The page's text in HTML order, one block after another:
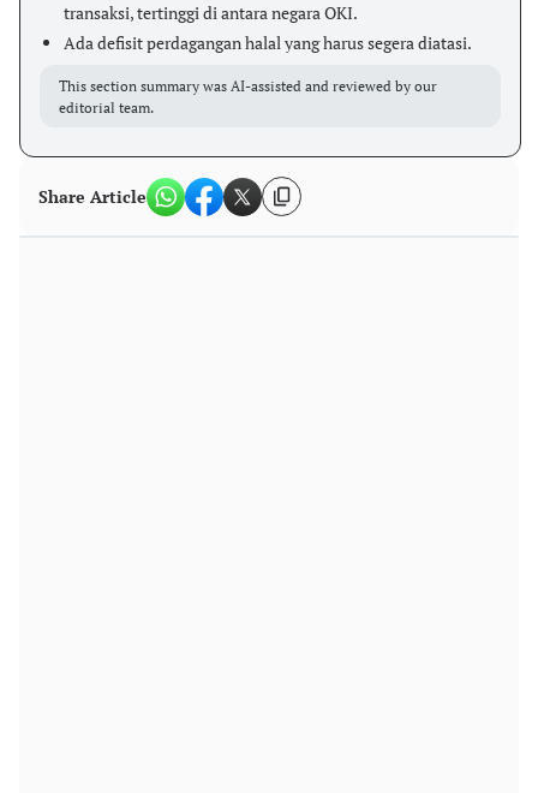
transaksi, tertinggi di antara negara OKI.
Ada defisit perdagangan halal yang harus segera diatasi.
This section summary was AI-assisted and reviewed by our
editorial team.
Share Article